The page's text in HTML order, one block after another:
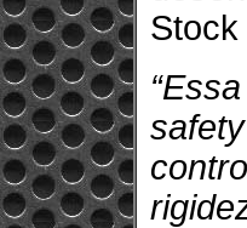
Stock